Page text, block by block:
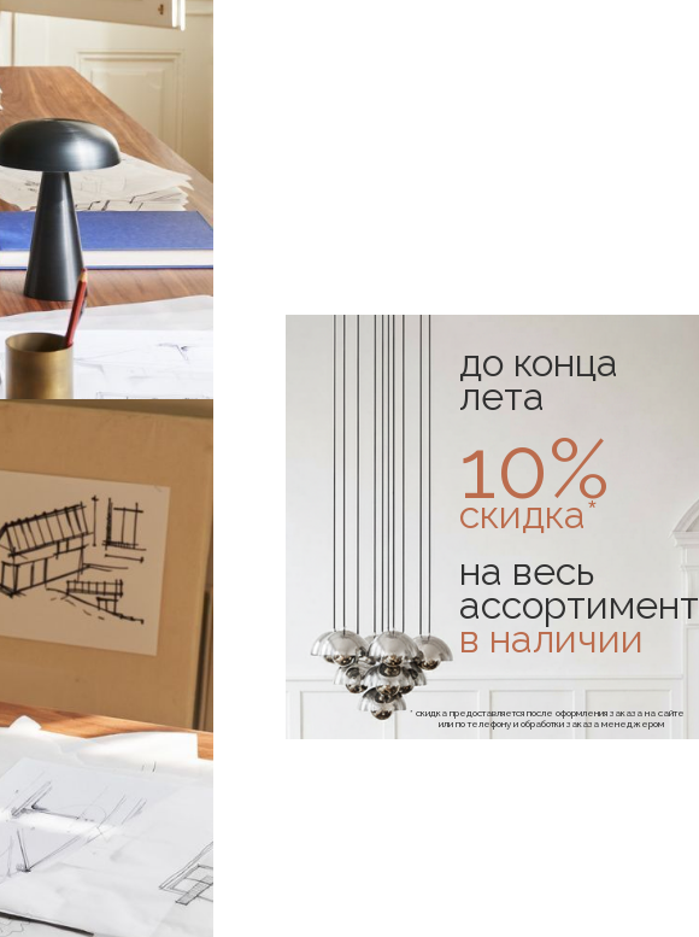
до конца
лета
10%
скидка*
на весь
ассортимент
в наличии
* скидка предоставляется после оформления заказа на сайте
или по телефону и обработки заказа менеджером